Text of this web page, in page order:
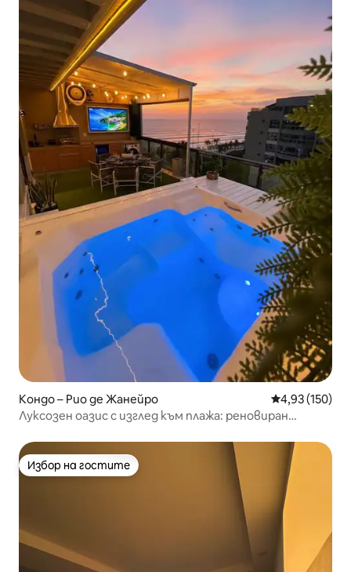
Кондо – Рио де Жанейро Средна
4,93 (150)
Луксозен оазис с изглед към плажа: реновиран
Избор на гостите
Избор на гостите